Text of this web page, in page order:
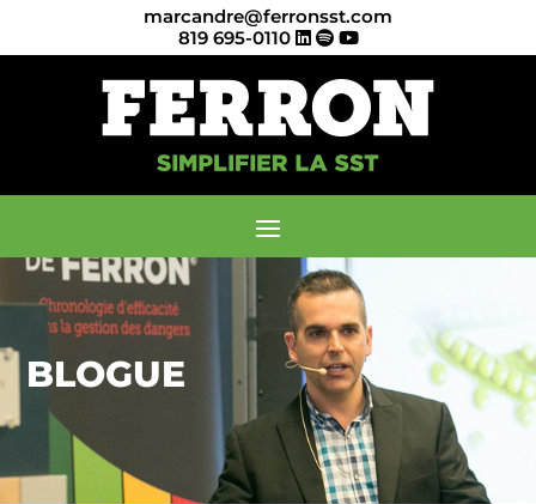
marcandre@ferronsst.com
819 695-0110
BLOGUE